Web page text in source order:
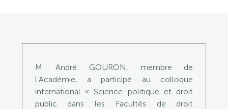
M. André GOURON, membre de
l’Académie, a participé au colloque
international « Science politique et droit
public dans les Facultés de droit